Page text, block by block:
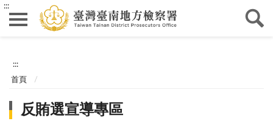
:::
:::
首頁
反賄選宣導專區